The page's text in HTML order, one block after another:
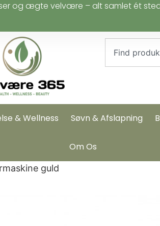
og ægte velvære – alt samlet ét
& Wellness Søvn & Afslapning
Om Os
guld